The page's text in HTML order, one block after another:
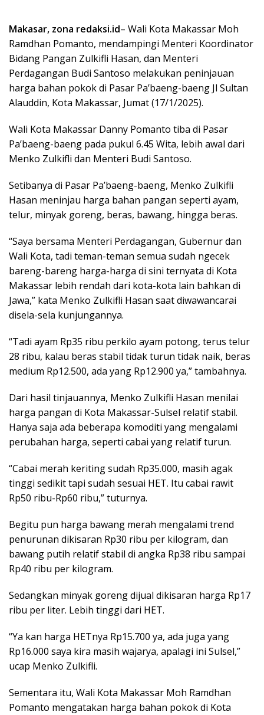
Makasar, zona redaksi.id– Wali Kota Makassar Moh
Ramdhan Pomanto, mendampingi Menteri Koordinator
Bidang Pangan Zulkifli Hasan, dan Menteri
Perdagangan Budi Santoso melakukan peninjauan
harga bahan pokok di Pasar Pa’baeng-baeng Jl Sultan
Alauddin, Kota Makassar, Jumat (17/1/2025).
Wali Kota Makassar Danny Pomanto tiba di Pasar
Pa’baeng-baeng pada pukul 6.45 Wita, lebih awal dari
Menko Zulkifli dan Menteri Budi Santoso.
Setibanya di Pasar Pa’baeng-baeng, Menko Zulkifli
Hasan meninjau harga bahan pangan seperti ayam,
telur, minyak goreng, beras, bawang, hingga beras.
“Saya bersama Menteri Perdagangan, Gubernur dan
Wali Kota, tadi teman-teman semua sudah ngecek
bareng-bareng harga-harga di sini ternyata di Kota
Makassar lebih rendah dari kota-kota lain bahkan di
Jawa,” kata Menko Zulkifli Hasan saat diwawancarai
disela-sela kunjungannya.
“Tadi ayam Rp35 ribu perkilo ayam potong, terus telur
28 ribu, kalau beras stabil tidak turun tidak naik, beras
medium Rp12.500, ada yang Rp12.900 ya,” tambahnya.
Dari hasil tinjauannya, Menko Zulkifli Hasan menilai
harga pangan di Kota Makassar-Sulsel relatif stabil.
Hanya saja ada beberapa komoditi yang mengalami
perubahan harga, seperti cabai yang relatif turun.
“Cabai merah keriting sudah Rp35.000, masih agak
tinggi sedikit tapi sudah sesuai HET. Itu cabai rawit
Rp50 ribu-Rp60 ribu,” tuturnya.
Begitu pun harga bawang merah mengalami trend
penurunan dikisaran Rp30 ribu per kilogram, dan
bawang putih relatif stabil di angka Rp38 ribu sampai
Rp40 ribu per kilogram.
Sedangkan minyak goreng dijual dikisaran harga Rp17
ribu per liter. Lebih tinggi dari HET.
“Ya kan harga HETnya Rp15.700 ya, ada juga yang
Rp16.000 saya kira masih wajarya, apalagi ini Sulsel,”
ucap Menko Zulkifli.
Sementara itu, Wali Kota Makassar Moh Ramdhan
Pomanto mengatakan harga bahan pokok di Kota